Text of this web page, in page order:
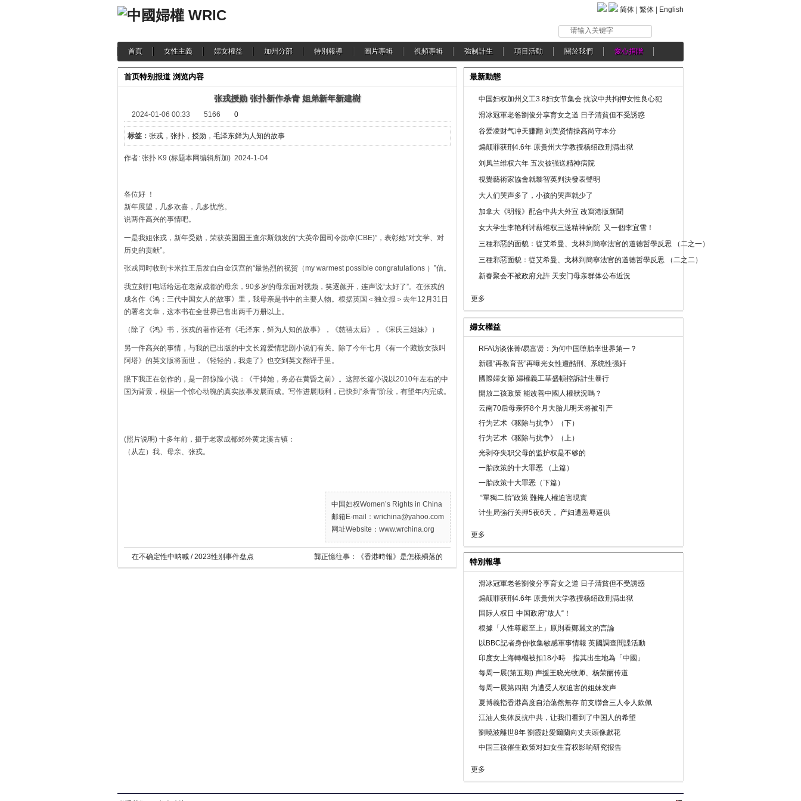
简体 繁体 English
请输入关键字
首頁 女性主義 婦女權益 加州分部 特別報導 圖片專輯 視頻專輯 強制計生 項目活動 關於我們 愛心捐贈
首页特别报道 浏览内容
张戎授勋 张扑新作杀青 姐弟新年新建樹
2024-01-06 00:33 5166 0
标签： 张戎 ， 张扑 ， 授勋 ， 毛泽东鲜为人知的故事
作者: 张扑 K9 (标题本网编辑所加) 2024-1-04
各位好 ！
新年展望，几多欢喜，几多忧愁。
说两件高兴的事情吧。
一是我姐张戎，新年受勋，荣获英国国王查尔斯颁发的“大英帝国司令勋章(CBE)”，表彰她”对文学、对
历史的贡献”。
张戎同时收到卡米拉王后发自白金汉宫的“最热烈的祝贺（my warmest possible congratulations ）”信。
我立刻打电话给远在老家成都的母亲，90多岁的母亲面对视频，笑逐颜开，连声说“太好了”。在张戎的
成名作《鸿：三代中国女人的故事》里，我母亲是书中的主要人物。根据英国＜独立报＞去年12月31日
的署名文章，这本书在全世界已售出两千万册以上。
（除了《鸿》书，张戎的著作还有《毛泽东，鲜为人知的故事》，《慈禧太后》，《宋氏三姐妹》）
另一件高兴的事情，与我的已出版的中文长篇爱情悲剧小说们有关。除了今年七月《有一个藏族女孩叫
阿塔》的英文版将面世，《轻轻的，我走了》也交到英文翻译手里。
眼下我正在创作的，是一部惊险小说：《干掉她，务必在黄昏之前》。这部长篇小说以2010年左右的中
国为背景，根据一个惊心动魄的真实故事发展而成。写作进展顺利，已快到“杀青”阶段，有望年内完成。
(照片说明) 十多年前，摄于老家成都郊外黄龙溪古镇：
（从左）我、母亲、张戎。
中国妇权Women’s Rights in China
邮箱E-mail：wrichina@yahoo.com
网址Website：www.wrchina.org
在不确定性中呐喊 / 2023性别事件盘点 龔正憶往事：《香港時報》是怎樣殞落的
最新動態
中国妇权加州义工3.8妇女节集会 抗议中共拘押女性良心犯
滑冰冠軍老爸劉俊分享育女之道 日子清貧但不受誘惑
谷爱凌财气冲天赚翻 刘美贤情操高尚守本分
煽颠罪获刑4.6年 原贵州大学教授杨绍政刑满出狱
刘凤兰维权六年 五次被强送精神病院
視覺藝術家協會就黎智英判決發表聲明
大人们哭声多了，小孩的哭声就少了
加拿大《明報》配合中共大外宣 改寫港版新聞
女大学生李艳利讨薪维权三送精神病院 又一個李宜雪！
三種邪惡的面貌：從艾希曼、戈林到簡寧法官的道德哲學反思 （二之一）
三種邪惡面貌：從艾希曼、戈林到簡寧法官的道德哲學反思 （二之二）
新春聚会不被政府允許 天安门母亲群体公布近況
更多
婦女權益
RFA访谈张菁/易富贤：为何中国堕胎率世界第一？
新疆“再教育营”再曝光女性遭酷刑、系统性强奸
國際婦女節 婦權義工華盛頓控訴計生暴行
開放二孩政策 能改善中國人權狀況嗎？
云南70后母亲怀8个月大胎儿明天将被引产
行为艺术《驱除与抗争》（下）
行为艺术《驱除与抗争》（上）
光剥夺失职父母的监护权是不够的
一胎政策的十大罪恶 （上篇）
一胎政策十大罪恶（下篇）
“單獨二胎”政策 難掩人權迫害現實
计生局強行关押5夜6天， 产妇遭羞辱逼供
更多
特別報導
滑冰冠軍老爸劉俊分享育女之道 日子清貧但不受誘惑
煽颠罪获刑4.6年 原贵州大学教授杨绍政刑满出狱
国际人权日 中国政府“放人“！
根據「人性尊嚴至上」原則看鄭麗文的言論
以BBC記者身份收集敏感軍事情報 英國調查間諜活動
印度女上海轉機被扣18小時 指其出生地為「中國」
每周一展(第五期) 声援王晓光牧师、杨荣丽传道
每周一展第四期 为遭受人权迫害的姐妹发声
夏博義指香港高度自治蕩然無存 前支聯會三人令人欽佩
江油人集体反抗中共，让我们看到了中国人的希望
劉曉波離世8年 劉霞赴愛爾蘭向丈夫頭像獻花
中国三孩催生政策对妇女生育权影响研究报告
更多